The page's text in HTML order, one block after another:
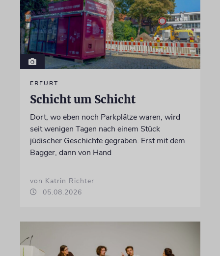
ERFURT
Schicht um Schicht
Dort, wo eben noch Parkplätze waren, wird
seit wenigen Tagen nach einem Stück
jüdischer Geschichte gegraben. Erst mit dem
Bagger, dann von Hand
von Katrin Richter
05.08.2026